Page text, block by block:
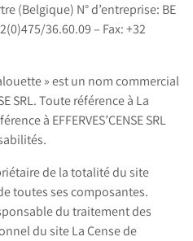
(Belgique) N° d’entreprise: BE
36.60.09 – Fax: +32
» est un nom commercial
SRL. Toute référence à La
à EFFERVES’CENSE SRL
de la totalité du site
toutes ses composantes.
du traitement des
du site La Cense de